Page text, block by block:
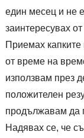
един месец и не
заинтересувах
Приемах
от време на
използвам през
положителен
продължавам да
Надявах се, че